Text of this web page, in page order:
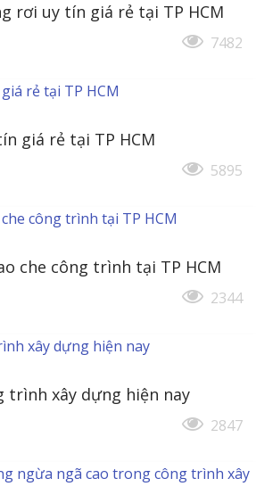
rơi uy tín giá rẻ tại TP HCM
7482
giá rẻ tại TP HCM
5895
che công trình tại TP HCM
2344
trình xây dựng hiện nay
2847